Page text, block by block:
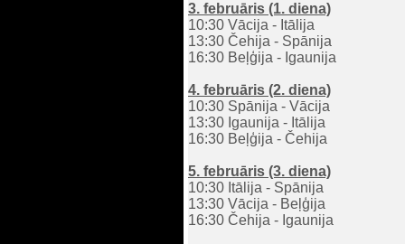
3. februāris (1. diena)
10:30 Vācija - Itālija
13:30 Čehija - Spānija
16:30 Beļģija - Igaunija
4. februāris (2. diena)
10:30 Spānija - Vācija
13:30 Igaunija - Itālija
16:30 Beļģija - Čehija
5. februāris (3. diena)
10:30 Itālija - Spānija
13:30 Vācija - Beļģija
16:30 Čehija - Igaunija